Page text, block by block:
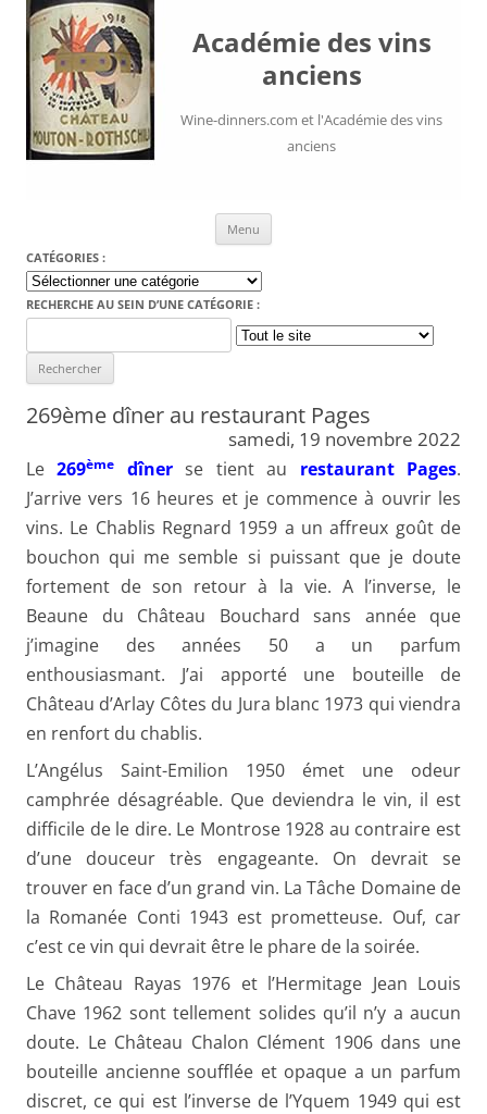
Académie des vins
anciens
Wine-dinners.com et l'Académie des vins
anciens
Menu
CATÉGORIES :
Catégories
:
RECHERCHE AU SEIN D’UNE CATÉGORIE :
for:
269ème dîner au restaurant Pages
samedi, 19 novembre 2022
Le269ème dînerse tient au restaurant Pages.
J’arrive vers 16 heures et je commence à ouvrir les
vins. Le Chablis Regnard 1959 a un affreux goût de
bouchon qui me semble si puissant que je doute
fortement de son retour à la vie. A l’inverse, le
Beaune du Château Bouchard sans année que
j’imagine des années 50 a un parfum
enthousiasmant. J’ai apporté une bouteille de
Château d’Arlay Côtes du Jura blanc 1973 qui viendra
en renfort du chablis.
L’Angélus Saint-Emilion 1950 émet une odeur
camphrée désagréable. Que deviendra le vin, il est
difficile de le dire. Le Montrose 1928 au contraire est
d’une douceur très engageante. On devrait se
trouver en face d’un grand vin. La Tâche Domaine de
la Romanée Conti 1943 est prometteuse. Ouf, car
c’est ce vin qui devrait être le phare de la soirée.
Le Château Rayas 1976 et l’Hermitage Jean Louis
Chave 1962 sont tellement solides qu’il n’y a aucun
doute. Le Château Chalon Clément 1906 dans une
bouteille ancienne soufflée et opaque a un parfum
discret, ce qui est l’inverse de l’Yquem 1949 qui est